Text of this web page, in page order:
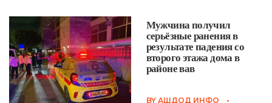
Мужчина получил
серьёзные ранения в
результате падения со
второго этажа дома в
районе вав
BY АШДОД ИНФО •